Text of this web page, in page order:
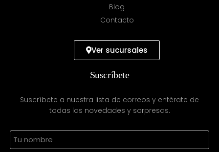
Blog
Contacto
Ver sucursales
Suscríbete
Suscríbete a nuestra lista de correos y entérate de
todas las novedades y sorpresas.